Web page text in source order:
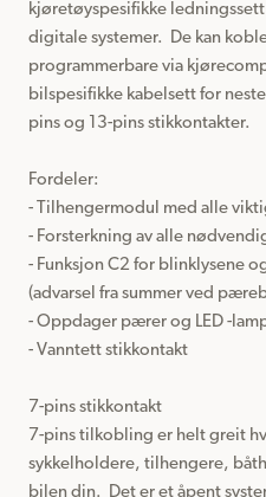
kjøretøyspesifikke
digitale systemer.  De kan
programmerbare via
bilspesifikke kabelsett for
pins og 13-pins stikkontakter.
Fordeler:
- Tilhengermodul med alle
- Forsterkning av alle
- Funksjon C2 for blinklysene
(advarsel fra summer ved
- Oppdager pærer og LED -
- Vanntett stikkontakt
7-pins stikkontakt
7-pins tilkobling er helt greit
sykkelholdere, tilhengere,
bilen din.  Det er et åpent